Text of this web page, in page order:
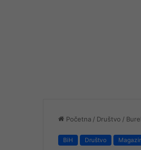
Početna / Društvo /
BiH Društvo